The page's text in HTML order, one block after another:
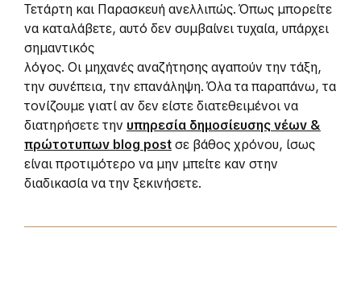
Τετάρτη και Παρασκευή ανελλιπώς. Όπως μπορείτε
να καταλάβετε, αυτό δεν συμβαίνει τυχαία, υπάρχει
σημαντικός
λόγος. Οι μηχανές αναζήτησης αγαπούν την τάξη,
την συνέπεια, την επανάληψη. Όλα τα παραπάνω, τα
τονίζουμε γιατί αν δεν είστε διατεθειμένοι να
διατηρήσετε την υπηρεσία δημοσίευσης νέων &
πρώτοτυπων blog postσε βάθος χρόνου, ίσως
είναι προτιμότερο να μην μπείτε καν στην
διαδικασία να την ξεκινήσετε.